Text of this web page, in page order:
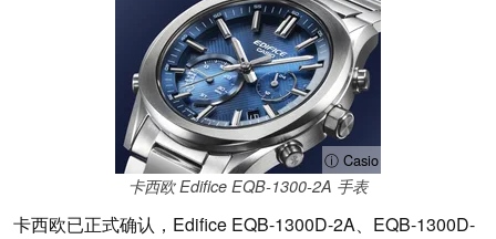
ⓘ Casio
卡西欧 Edifice EQB-1300-2A 手表
卡西欧已正式确认，Edifice EQB-1300D-2A、EQB-1300D-